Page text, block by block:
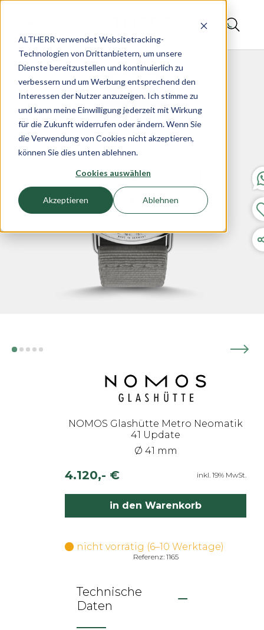
ALTHERR verwendet Websitetracking-
Technologien von Drittanbietern, um unsere
Dienste bereitzustellen und kontinuierlich zu
verbessern und um Werbung entsprechend den
Interessen der Nutzer anzuzeigen. Ich stimme zu
und kann meine Einwilligung jederzeit mit Wirkung
für die Zukunft widerrufen oder ändern. Wenn Sie
die Verwendung von Cookies nicht akzeptieren,
können Sie dies unten ablehnen.
Cookies auswählen
Akzeptieren Ablehnen
NOMOS Glashütte Metro Neomatik
41 Update
Ø 41 mm
4.120,- € inkl. 19% MwSt.
in den Warenkorb
nicht vorrätig (6–10 Werktage)
Referenz: 1165
Technische
Daten